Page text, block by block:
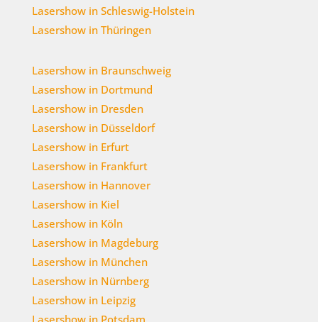
Lasershow in Schleswig-Holstein
Lasershow in Thüringen
Lasershow in Braunschweig
Lasershow in Dortmund
Lasershow in Dresden
Lasershow in Düsseldorf
Lasershow in Erfurt
Lasershow in Frankfurt
Lasershow in Hannover
Lasershow in Kiel
Lasershow in Köln
Lasershow in Magdeburg
Lasershow in München
Lasershow in Nürnberg
Lasershow in Leipzig